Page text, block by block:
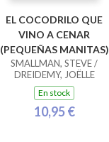
EL COCODRILO QUE
VINO A CENAR
(PEQUEÑAS MANITAS)
SMALLMAN, STEVE /
DREIDEMY, JOËLLE
En stock
10,95 €